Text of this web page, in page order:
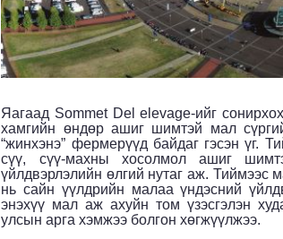
Яагаад Sommet Del elevage-ийг
хамгийн өндөр ашиг шимтэй мал
“жинхэнэ” фермерүүд байдаг гэсэн үг.
сүү, сүү-махны хосолмол ашиг
үйлдвэрлэлийн өлгий нутаг аж. Тиймээс
нь сайн үүлдрийн малаа үндэсний
энэхүү мал аж ахуйн том үзэсгэлэн
улсын арга хэмжээ болгон хөгжүүлжээ.